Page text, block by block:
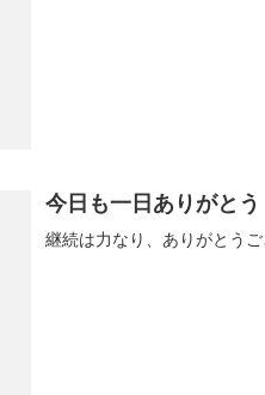
今日も一日ありがとう
継続は力なり、ありがとうご